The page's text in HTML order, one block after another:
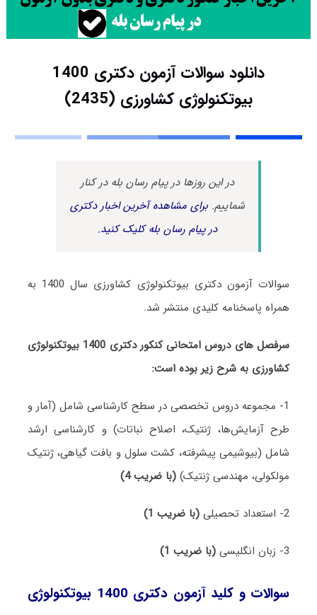
دانلود سوالات آزمون دکتری 1400
بیوتکنولوژی کشاورزی (2435)
در این روزها در پیام رسان بله در کنار
شماییم.برای مشاهده آخرین اخبار دکتری
در پیام رسان بله کلیک کنید.
سوالات آزمون دکتری بیوتکنولوژی کشاورزی سال 1400 به
همراه پاسخنامه کلیدی منتشر شد.
سرفصل های دروس امتحانی کنکور دکتری 1400 بیوتکنولوژی
کشاورزی به شرح زیر بوده است:
1- مجموعه دروس تخصصی در سطح کارشناسی شامل (آمار و
طرح آزمایش‌ها، ژنتیک، اصلاح نباتات) و کارشناسی ارشد
شامل (بیوشیمی پیشرفته، کشت سلول و بافت گیاهی، ژنتیک
مولکولی، مهندسی ژنتیک) (با ضریب 4)
2- استعداد تحصیلی (با ضریب 1)
3- زبان انگلیسی (با ضریب 1)
سوالات و کلید آزمون دکتری 1400 بیوتکنولوژی